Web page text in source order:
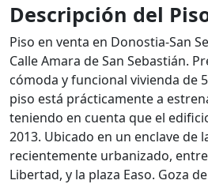
Descripción del
Piso en venta en Donostia-San
Calle Amara de San Sebastián.
cómoda y funcional vivienda de
piso está prácticamente a
teniendo en cuenta que el
2013. Ubicado en un enclave de
recientemente urbanizado,
Libertad, y la plaza Easo. Goza